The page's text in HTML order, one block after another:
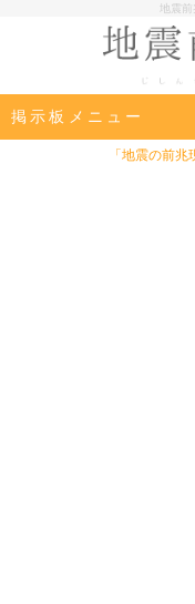
地震
掲示板メニュー
「地震の前